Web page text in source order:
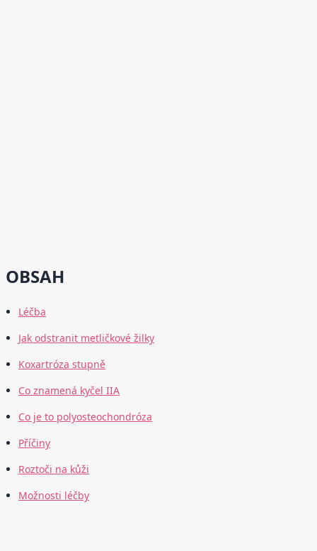
OBSAH
Léčba
Jak odstranit metličkové žilky
Koxartróza stupně
Co znamená kyčel IIA
Co je to polyosteochondróza
Příčiny
Roztoči na kůži
Možnosti léčby